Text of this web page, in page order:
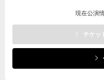
現在公演
チケッ